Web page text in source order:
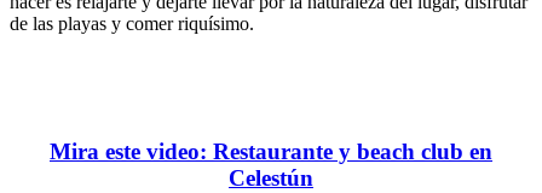
de las playas y comer riquísimo.
Mira este video: Restaurante y beach club en
Celestún